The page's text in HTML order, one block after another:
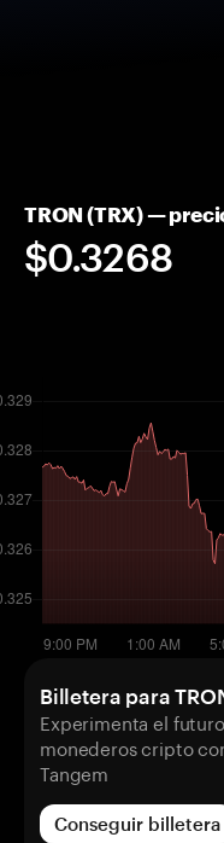
TRON (TRX) —
$0.3268
Billetera para
Experimenta el
monederos cripto
Tangem
Conseguir billetera